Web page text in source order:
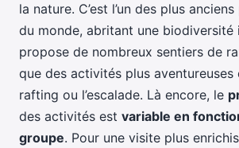
la nature. C’est l’un des plus
du monde, abritant une biodiversité
propose de nombreux sentiers de
que des activités plus aventureuses
rafting ou l’escalade. Là encore, le
des activités est variable en
groupe. Pour une visite plus